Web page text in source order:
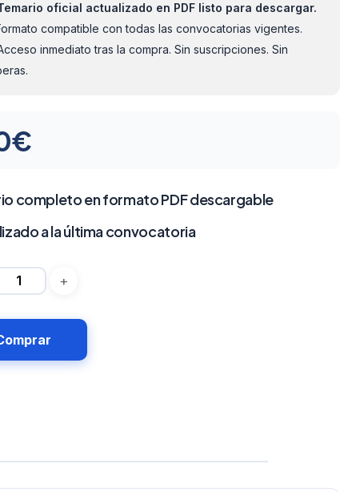
oficial actualizado en PDF listo para descargar.
compatible con todas las convocatorias vigentes.
inmediato tras la compra. Sin suscripciones. Sin
€
completo en formato PDF descargable
a la última convocatoria